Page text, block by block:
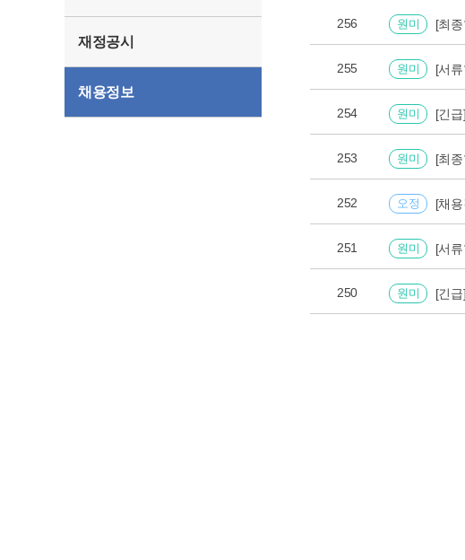
재정공시
채용정보
256 원미
255 원미
254 원미 [긴
253 원미
252 오정 [채
251 원미
250 원미